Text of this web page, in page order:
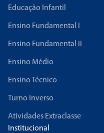
Educação Infantil
Ensino Fundamental I
Ensino Fundamental II
Ensino Médio
Ensino Técnico
Turno Inverso
Atividades Extraclasse
Institucional